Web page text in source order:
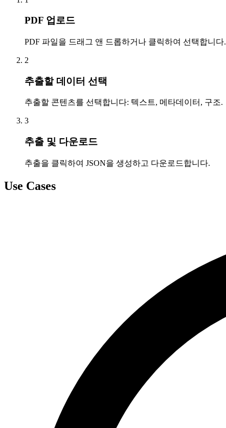
PDF 업로드
PDF 파일을 드래그 앤 드롭하거나 클릭하여 선택합니다.
2
추출할 데이터 선택
추출할 콘텐츠를 선택합니다: 텍스트, 메타데이터, 구조.
3
추출 및 다운로드
추출을 클릭하여 JSON을 생성하고 다운로드합니다.
Use Cases